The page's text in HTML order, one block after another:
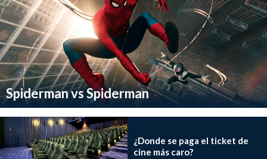
Spiderman vs Spiderman
¿Donde se paga el ticket de
cine más caro?